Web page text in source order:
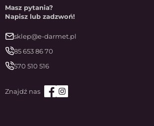
Masz pytania?
Napisz lub zadzwoń!
sklep@e-darmet.pl
85 653 86 70
570 510 516